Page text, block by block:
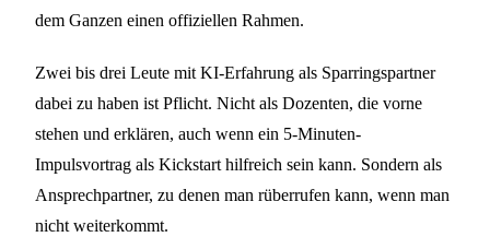
dem Ganzen einen offiziellen Rahmen.
Zwei bis drei Leute mit KI-Erfahrung als Sparringspartner
dabei zu haben ist Pflicht. Nicht als Dozenten, die vorne
stehen und erklären, auch wenn ein 5-Minuten-
Impulsvortrag als Kickstart hilfreich sein kann. Sondern als
Ansprechpartner, zu denen man rüberrufen kann, wenn man
nicht weiterkommt.